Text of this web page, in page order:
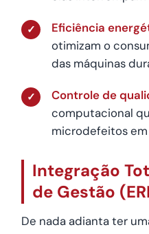
✓ Eficiência
otimizam o
das máquinas
✓ Controle de
computacional
microdefeitos
Integração
de Gestão
De nada adianta ter